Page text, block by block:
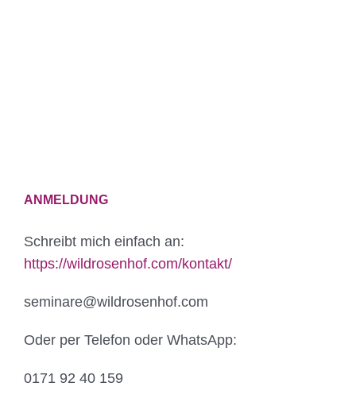
ANMELDUNG
Schreibt mich einfach an:
https://wildrosenhof.com/kontakt/
seminare@wildrosenhof.com
Oder per Telefon oder WhatsApp:
0171 92 40 159